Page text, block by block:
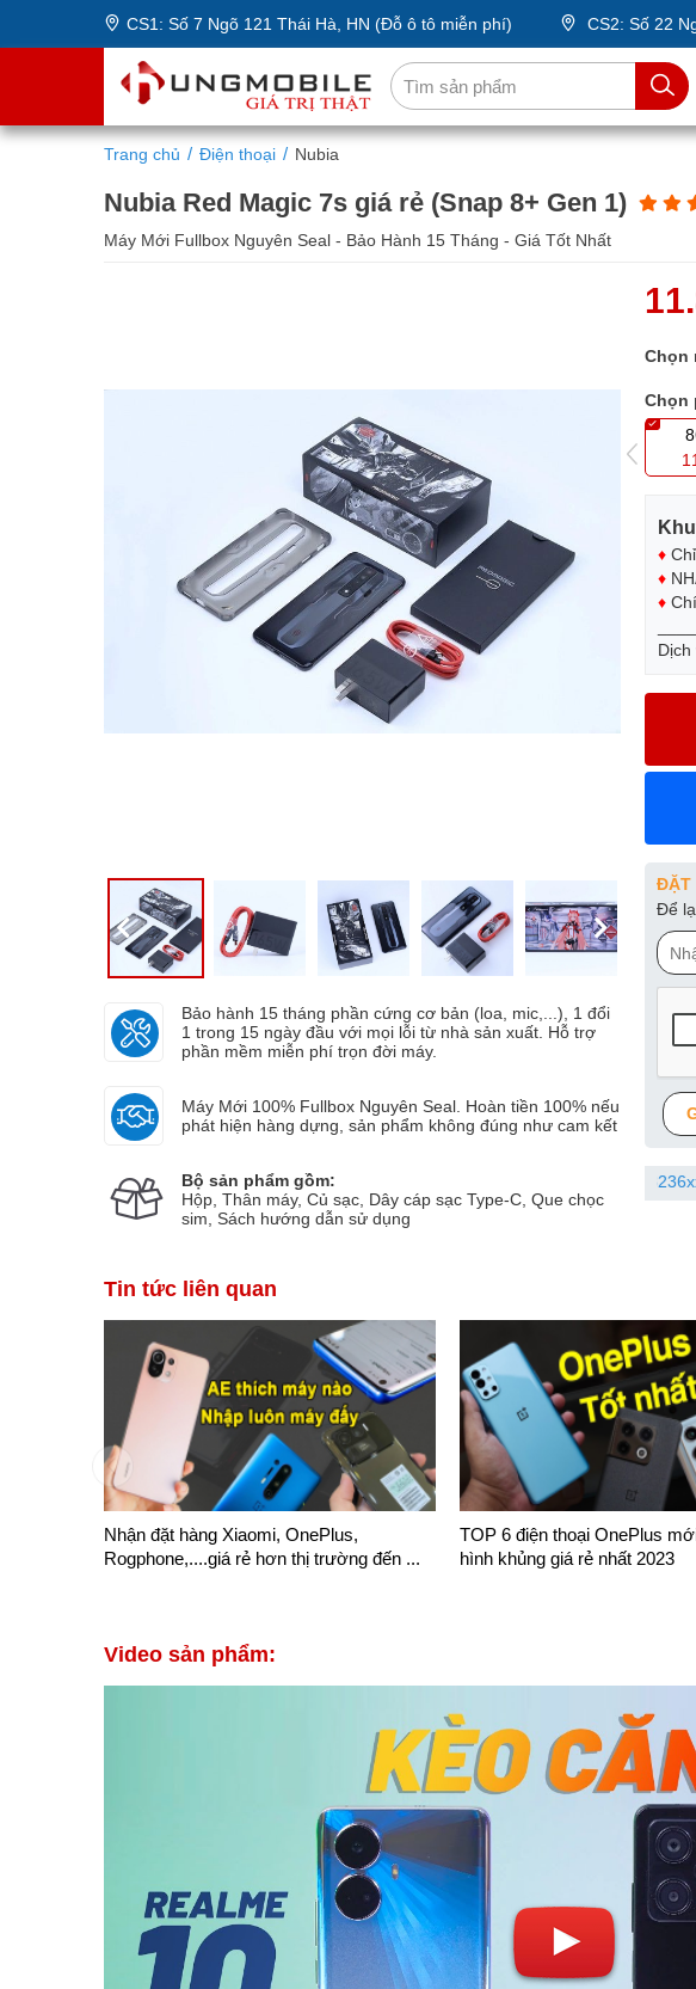
CS1: Số 7 Ngõ 121 Thái Hà, HN (Đỗ ô tô miễn phí) CS2: Số 22
Trang chủ Điện thoại Nubia
Nubia Red Magic 7s giá rẻ (Snap 8+ Gen 1)
Máy Mới Fullbox Nguyên Seal - Bảo Hành 15 Tháng - Giá Tốt Nhất
Bảo hành 15 tháng phần cứng cơ bản (loa, mic,...), 1 đổi
1 trong 15 ngày đầu với mọi lỗi từ nhà sản xuất. Hỗ trợ
phần mềm miễn phí trọn đời máy.
Máy Mới 100% Fullbox Nguyên Seal. Hoàn tiền 100% nếu
phát hiện hàng dựng, sản phẩm không đúng như cam kết
Bộ sản phẩm gồm:
Hộp, Thân máy, Củ sạc, Dây cáp sạc Type-C, Que chọc
sim, Sách hướng dẫn sử dụng
Chọn
Chọn
12/256GB
12,990,000 ₫
♦Chỉ
♦
♦
ĐẶT
Để
038603xxxxĐã đặt hàng 1 phút trước Đã đặt
Tin tức liên quan
Nhận đặt hàng Xiaomi, OnePlus,
Rogphone,....giá rẻ hơn thị trường đến ...
TOP 6 điện thoại OnePlus
hình khủng giá rẻ nhất 2023
Video sản phẩm: